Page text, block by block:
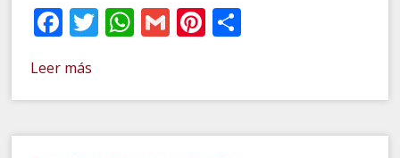
Facebook
Twitter
WhatsApp
GmailPinterest
Leer más